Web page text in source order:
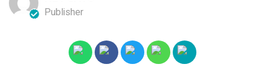
Publisher